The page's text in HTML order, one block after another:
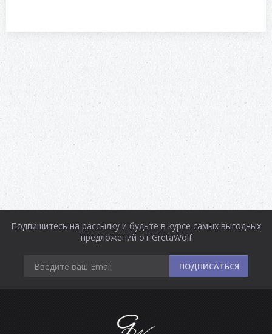
Подпишитесь на рассылку и будьте в курсе самых выгодных
предложений от GretaWolf
ПОДПИСАТЬСЯ